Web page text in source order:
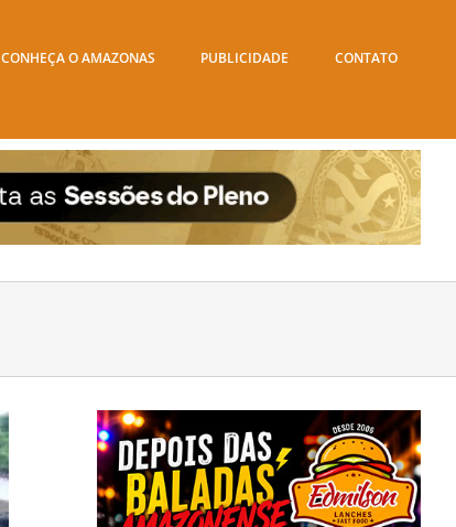
CONHEÇA O AMAZONAS PUBLICIDADE CONTATO